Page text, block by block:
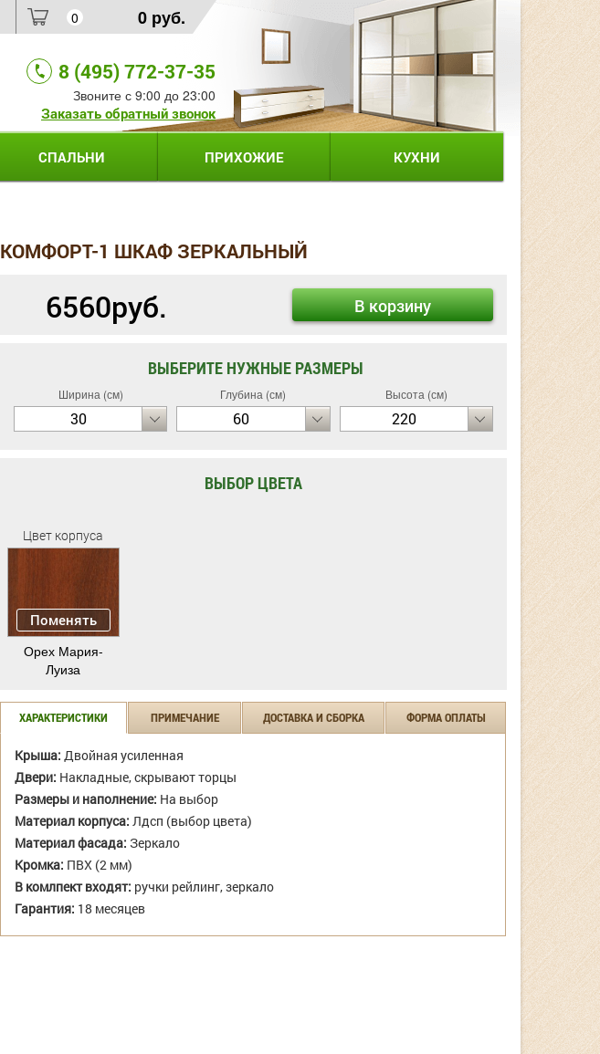
0 0 руб.
8 (495) 772-37-35
Звоните с 9:00 до 23:00
Заказать обратный звонок
СПАЛЬНИ ПРИХОЖИЕ КУХНИ
КОМФОРТ-1 ШКАФ ЗЕРКАЛЬНЫЙ
6560руб. В корзину
ВЫБЕРИТЕ НУЖНЫЕ РАЗМЕРЫ
Ширина (см)
30
Глубина (см)
60
Высота (см)
220
ВЫБОР ЦВЕТА
Цвет корпуса
Поменять
Орех Мария-
Луиза
ХАРАКТЕРИСТИКИ ПРИМЕЧАНИЕ ДОСТАВКА И СБОРКА ФОРМА ОПЛАТЫ
Крыша: Двойная усиленная
Двери: Накладные, скрывают торцы
Размеры и наполнение: На выбор
Материал корпуса: Лдсп (выбор цвета)
Материал фасада: Зеркало
Кромка: ПВХ (2 мм)
В комлпект входят: ручки рейлинг, зеркало
Гарантия: 18 месяцев